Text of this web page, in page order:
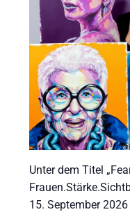
Unter dem Titel
15. September